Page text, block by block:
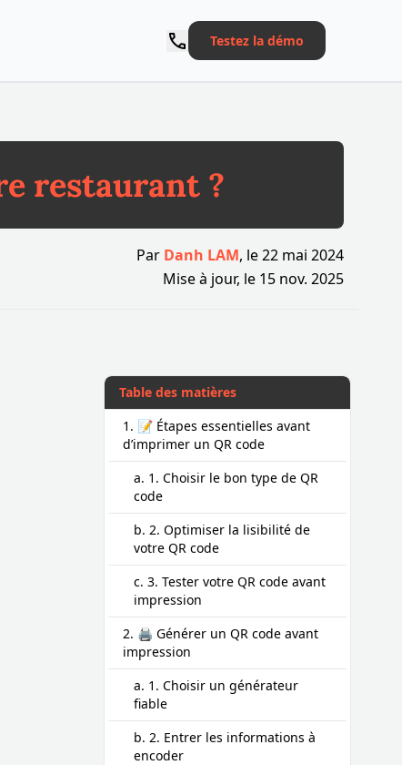
Testez la démo
restaurant ?
Par Danh LAM, le22 mai 2024
Mise à jour, le 15 nov. 2025
Table des matières
1. 📝 Étapes essentielles avant
d’imprimer un QR code
a. 1. Choisir le bon type de QR
code
b. 2. Optimiser la lisibilité de
votre QR code
c. 3. Tester votre QR code avant
impression
2. 🖨️ Générer un QR code avant
impression
a. 1. Choisir un générateur
fiable
b. 2. Entrer les informations à
encoder